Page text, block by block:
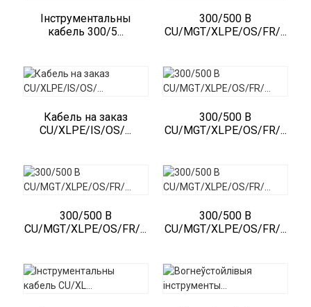
Інструментальны
кабель 300/5...
300/500 В
CU/MGT/XLPE/OS/FR/...
Кабель на заказ
CU/XLPE/IS/OS/...
300/500 В
CU/MGT/XLPE/OS/FR/...
300/500 В
CU/MGT/XLPE/OS/FR/...
300/500 В
CU/MGT/XLPE/OS/FR/...